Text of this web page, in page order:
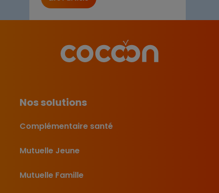
Nos solutions
Complémentaire santé
Mutuelle Jeune
Mutuelle Famille